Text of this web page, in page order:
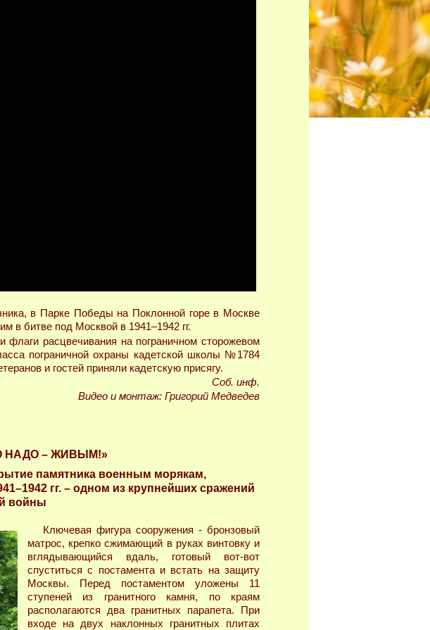
в Парке Победы на Поклонной горе в Москве
в битве под Москвой в 1941–1942 гг.
расцвечивания на пограничном сторожевом
пограничной охраны кадетской школы №1784
и гостей приняли кадетскую присягу.
Соб. инф.
Видео и монтаж: Григорий Медведев
НАДО – ЖИВЫМ!»
памятника военным морякам,
гг. – одном из крупнейших сражений
войны
Ключевая фигура сооружения - бронзовый
матрос, крепко сжимающий в руках винтовку и
вглядывающийся вдаль, готовый вот-вот
спуститься с постамента и встать на защиту
Москвы. Перед постаментом уложены 11
ступеней из гранитного камня, по краям
располагаются два гранитных парапета. При
входе на двух наклонных гранитных плитах